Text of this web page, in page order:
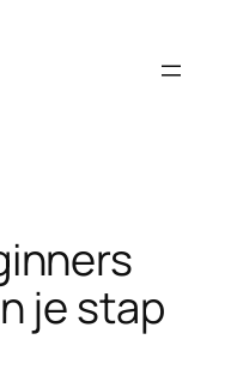
je stap